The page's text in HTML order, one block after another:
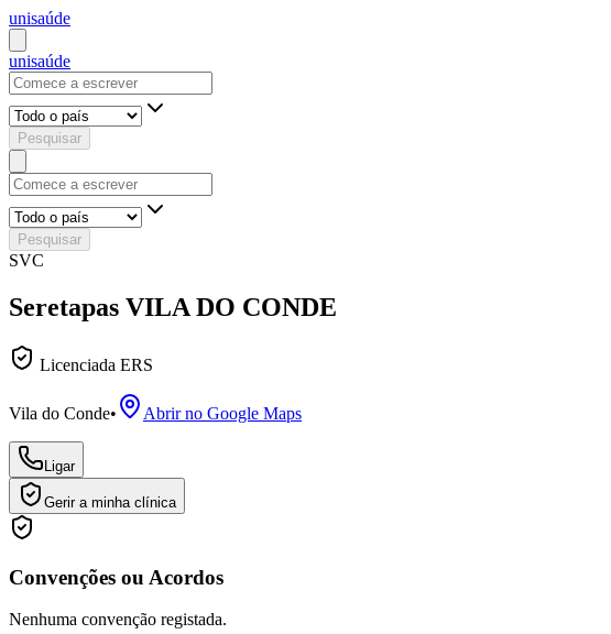
unisaúde
unisaúde
Pesquisar
Pesquisar
SVC
Seretapas VILA DO CONDE
Licenciada ERS
Vila do Conde• Abrir no Google Maps
Ligar
Gerir a minha clínica
Convenções ou Acordos
Nenhuma convenção registada.